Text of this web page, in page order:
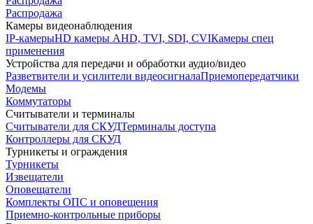
Распродажа
Камеры видеонаблюдения
IP-камерыHD камеры AHD, TVI, SDI, CVIКамеры спец
применения
Устройства для передачи и обработки аудио/видео
Разветвители и усилители видеосигналаПриемопередатчики
Модемы
Коммутаторы
Считыватели и терминалы
Считыватели для СКУДТерминалы доступа
Контроллеры для СКУД
Турникеты и ограждения
Турникеты
Извещатели
Оповещатели
Комплекты ОПС и оповещения
Приемно-контрольные приборы